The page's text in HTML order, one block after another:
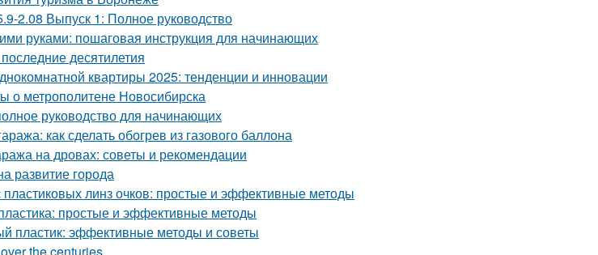
2.08 Выпуск 1: Полное руководство
руками: пошаговая инструкция для начинающих
десятилетия
квартиры 2025: тенденции и инновации
о метрополитене Новосибирска
руководство для начинающих
как сделать обогрев из газового баллона
на дровах: советы и рекомендации
развитие города
пластиковых линз очков: простые и эффективные методы
простые и эффективные методы
пластик: эффективные методы и советы